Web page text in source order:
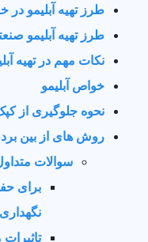
طرز تهیه آبلیمو در
طرز تهیه آبلیمو
نکات مهم در تهیه
خواص آبلیمو
نحوه جلوگیری از
روش های از بین
سوالات
برای